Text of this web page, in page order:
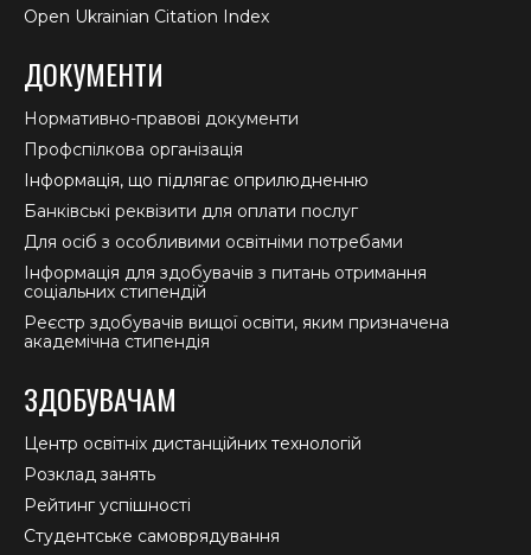
Open Ukrainian Citation Index
ДОКУМЕНТИ
Нормативно-правові документи
Профспілкова організація
Інформація, що підлягає оприлюдненню
Банківські реквізити для оплати послуг
Для осіб з особливими освітніми потребами
Інформація для здобувачів з питань отримання
соціальних стипендій
Реєстр здобувачів вищої освіти, яким призначена
академічна стипендія
ЗДОБУВАЧАМ
Центр освітніх дистанційних технологій
Розклад занять
Рейтинг успішності
Студентське самоврядування